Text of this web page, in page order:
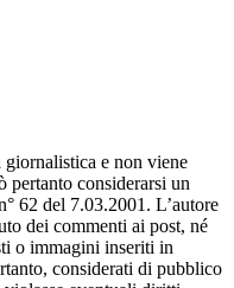
giornalistica e non viene
pertanto considerarsi un
62 del 7.03.2001. L’autore
dei commenti ai post, né
o immagini inseriti in
considerati di pubblico